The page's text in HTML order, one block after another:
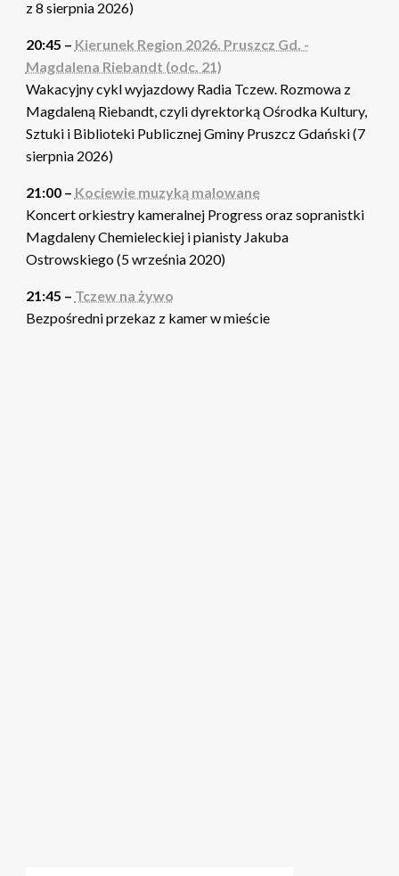
z 8 sierpnia 2026)
20:45 – Kierunek Region 2026. Pruszcz Gd. -
Magdalena Riebandt (odc. 21)
Wakacyjny cykl wyjazdowy Radia Tczew. Rozmowa z
Magdaleną Riebandt, czyli dyrektorką Ośrodka Kultury,
Sztuki i Biblioteki Publicznej Gminy Pruszcz Gdański (7
sierpnia 2026)
21:00 – Kociewie muzyką malowane
Koncert orkiestry kameralnej Progress oraz sopranistki
Magdaleny Chemieleckiej i pianisty Jakuba
Ostrowskiego (5 września 2020)
21:45 – Tczew na żywo
Bezpośredni przekaz z kamer w mieście